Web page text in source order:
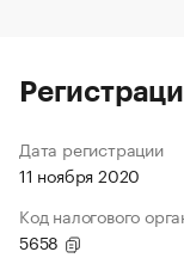
Дата регистрации
11 ноября 2020
Код налогового
5658